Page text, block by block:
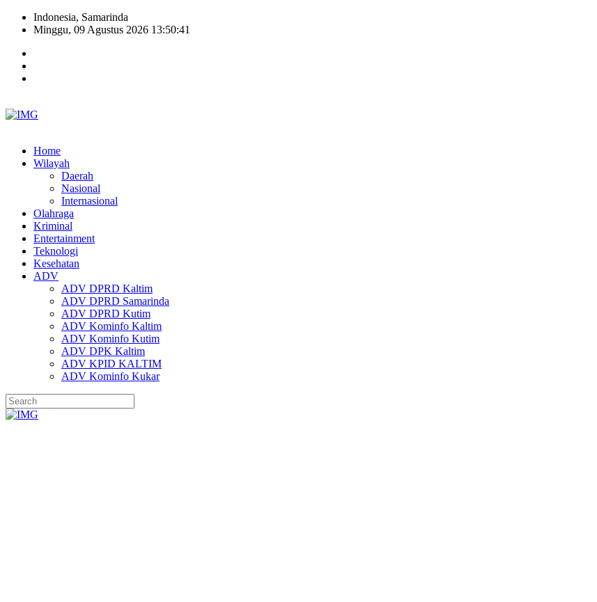
Indonesia, Samarinda
Minggu, 09 Agustus 2026 13:50:42
Home
Wilayah
Daerah
Nasional
Internasional
Olahraga
Kriminal
Entertainment
Teknologi
Kesehatan
ADV
ADV DPRD Kaltim
ADV DPRD Samarinda
ADV DPRD Kutim
ADV Kominfo Kaltim
ADV Kominfo Kutim
ADV DPK Kaltim
ADV KPID KALTIM
ADV Kominfo Kukar